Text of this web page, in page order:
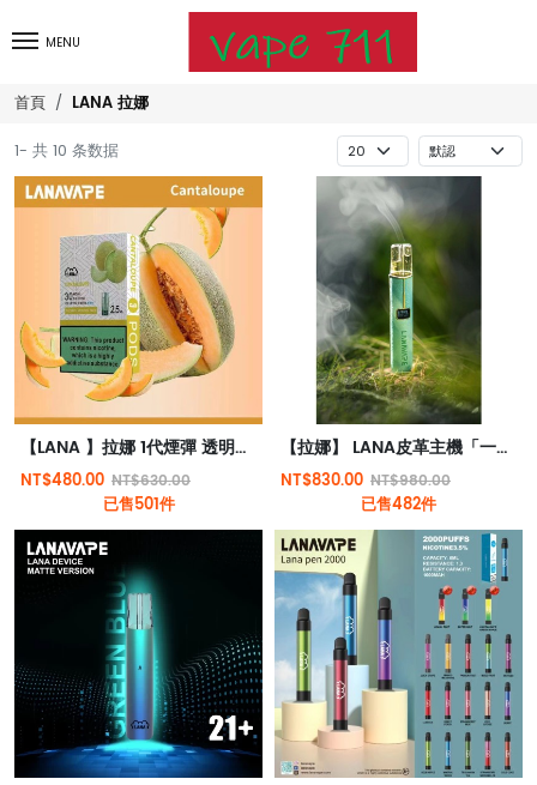
MENU
首頁 LANA 拉娜
1- 共 10 条数据
【LANA 】拉娜 1代煙彈 透明煙彈 | RELX 1代電子煙機通用 | 極度薄荷感
NT$480.00 NT$630.00
已售501件
【拉娜】 LANA皮革主機「一代通用」
NT$830.00 NT$980.00
已售482件